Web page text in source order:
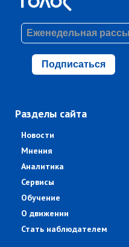
Подписаться
Разделы сайта
Новости
Мнения
Аналитика
Сервисы
Обучение
О движении
Стать наблюдателем